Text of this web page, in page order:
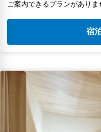
ご案内できるプランがありま
宿